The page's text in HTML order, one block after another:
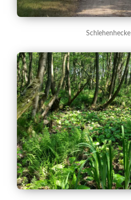
Schlehenhecke